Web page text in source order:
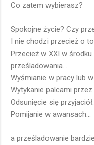
Co zatem wybierasz?
Spokojne życie? Czy
I nie chodzi przecież o
Przecież w XXI w
prześladowania...
Wyśmianie w pracy lub
Wytykanie palcami przez
Odsunięcie się
Pomijanie w awansach...
a prześladowanie